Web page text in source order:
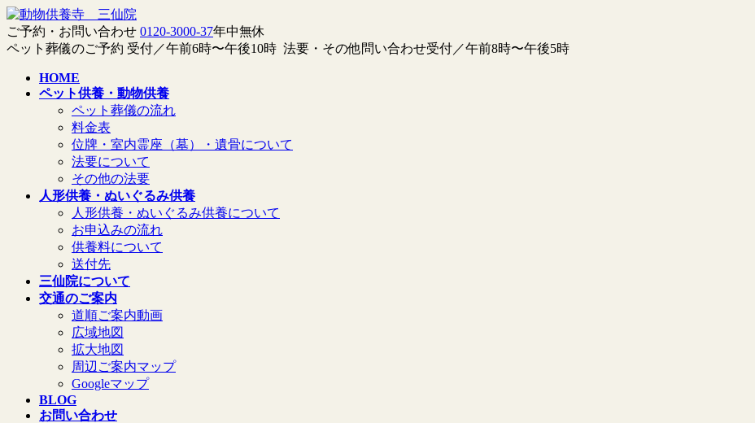
コ
ン
テ
ナ
ビ
ゲ
ご予約・お問い合わせ 0120-3000-37年中無休
ペット葬儀のご予約 受付／午前6時〜午後10時 法要・その他問い合わせ受付／午前8時〜午後5時
HOME
ペット供養・動物供養
ペット葬儀の流れ
料金表
位牌・室内霊座（墓）・遺骨について
法要について
その他の法要
人形供養・ぬいぐるみ供養
人形供養・ぬいぐるみ供養について
お申込みの流れ
供養料について
送付先
三仙院について
交通のご案内
道順ご案内動画
広域地図
拡大地図
周辺ご案内マップ
Googleマップ
BLOG
お問い合わせ